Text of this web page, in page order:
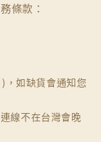
條款：
，如缺貨會通知您
線不在台灣會晚